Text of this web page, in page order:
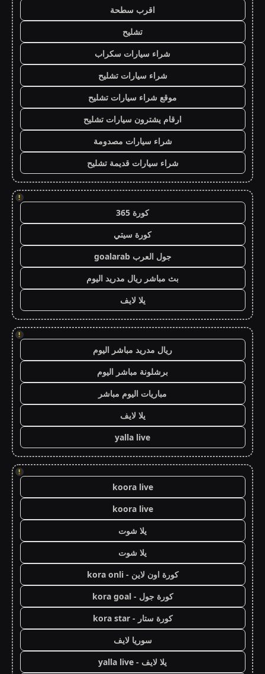
اقرب سطحة
تشليح
شراء سيارات سكراب
شراء سيارات تشليح
موقع شراء سيارات تشليح
ارقام يشترون سيارات تشليح
شراء سيارات مصدومة
شراء سيارات قديمة تشليح
!
كورة 365
كورة سيتي
جول العرب goalarab
بث مباشر ريال مدريد اليوم
يلا لايف
!
ريال مدريد مباشر اليوم
برشلونة مباشر اليوم
مباريات اليوم مباشر
يلا لايف
yalla live
!
koora live
koora live
يلا شوت
يلا شوت
كورة اون لاين - kora onli
كورة جول - kora goal
كورة ستار - kora star
سوريا لايف
يلا لايف - yalla live